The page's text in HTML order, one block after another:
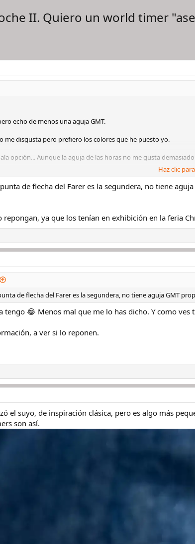
II. Quiero un world timer
echo de menos una aguja GMT.
me disgusta pero prefiero los colores que he puesto yo.
opción... Aunque la aguja de las horas no me gusta
Haz clic
de flecha del Farer es la segundera, no tiene
repongan, ya que los tenían en exhibición en la feria
de flecha del Farer es la segundera, no tiene aguja GMT
tengo 😂 Menos mal que me lo has dicho. Y como
a ver si lo reponen.
el suyo, de inspiración clásica, pero es algo más
son así.